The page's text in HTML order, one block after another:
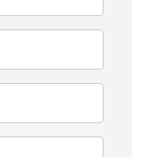
Terrasse mit
umfasst
auf 3 Zimmer,
Wannenbad
über